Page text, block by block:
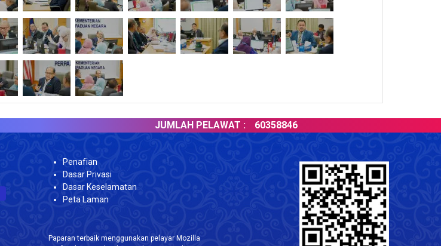
JUMLAH PELAWAT : 60358846
Penafian
Dasar Privasi
Dasar Keselamatan
Peta Laman
Paparan terbaik menggunakan pelayar Mozilla